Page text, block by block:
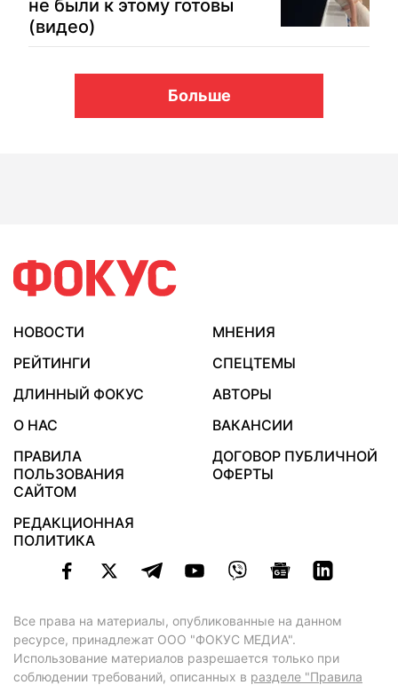
не были к этому готовы
(видео)
Больше
НОВОСТИ
МНЕНИЯ
РЕЙТИНГИ
СПЕЦТЕМЫ
ДЛИННЫЙ ФОКУС
АВТОРЫ
О НАС
ВАКАНСИИ
ПРАВИЛА
ПОЛЬЗОВАНИЯ
САЙТОМ
ДОГОВОР ПУБЛИЧНОЙ
ОФЕРТЫ
РЕДАКЦИОННАЯ
ПОЛИТИКА
Все права на материалы, опубликованные на данном
ресурсе, принадлежат ООО "ФОКУС МЕДИА".
Использование материалов разрешается только при
соблюдении требований, описанных в разделе "Правила